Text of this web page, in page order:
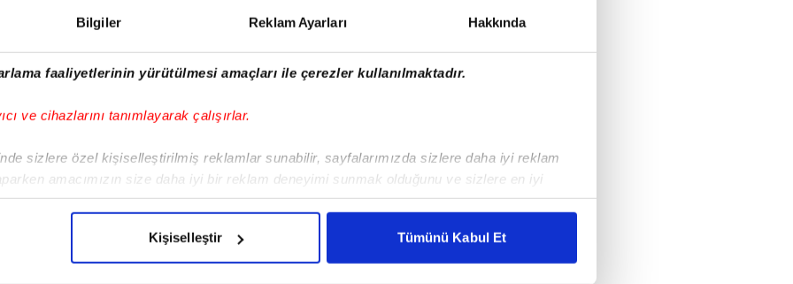
Bilgiler Reklam Ayarları Hakkında
faaliyetlerinin yürütülmesi amaçları ile çerezler kullanılmaktadır.
ve cihazlarını tanımlayarak çalışırlar.
sizlere özel kişiselleştirilmiş reklamlar sunabilir, sayfalarımızda sizlere daha iyi reklam
amacımızın size daha iyi bir reklam deneyimi sunmak olduğunu ve sizlere en iyi
gelen çabayı gösterdiğimizi ve bu noktada, reklamların maliyetlerimizi karşılamak
izin vermedikleri takdirde, kullanıcılara hedefli reklamlar gösterilmeyecektir."
Kişiselleştir Tümünü Kabul Et
Fenerbahçe'de. Altyapıda oynayan
yukarıdakiler bilmiyordu. Ama asıl problem